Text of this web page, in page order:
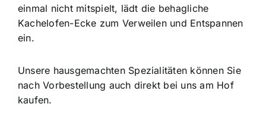
einmal nicht mitspielt, lädt die behagliche
Kachelofen-Ecke zum Verweilen und Entspannen
ein.
Unsere hausgemachten Spezialitäten können Sie
nach Vorbestellung auch direkt bei uns am Hof
kaufen.